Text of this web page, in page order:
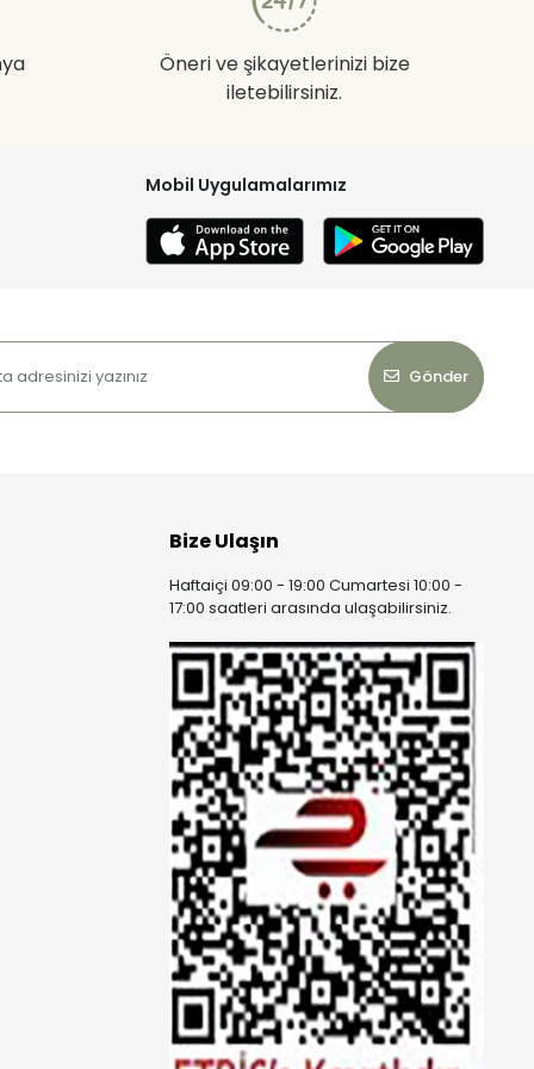
Öneri ve şikayetlerinizi bize
iletebilirsiniz.
Mobil Uygulamalarımız
Gönder
Bize Ulaşın
Haftaiçi 09:00 - 19:00 Cumartesi 10:00 -
17:00 saatleri arasında ulaşabilirsiniz.